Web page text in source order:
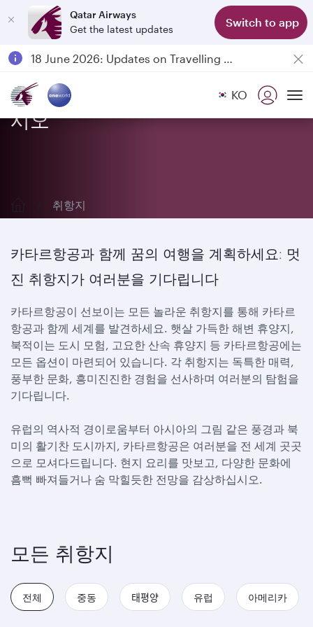
Qatar Airways
Get the latest updates
Switch to app
Passengers flying between Doha and Auckland on QR914 and QR915
18 June 2026: Updates on Travelling with Power Banks
Qatar Airways Expands Global Network to over 160 Destinations KO
카타르항공의 취항지를 만나보십
시오
취항지
카타르항공과 함께 꿈의 여행을 계획하세요: 멋
진 취항지가 여러분을 기다립니다
카타르항공이 선보이는 모든 놀라운 취항지를 통해 카타르
항공과 함께 세계를 발견하세요. 햇살 가득한 해변 휴양지,
북적이는 도시 모험, 고요한 산속 휴양지 등 카타르항공에는
모든 옵션이 마련되어 있습니다. 각 취항지는 독특한 매력,
풍부한 문화, 흥미진진한 경험을 선사하며 여러분의 탐험을
기다립니다.
유럽의 역사적 경이로움부터 아시아의 그림 같은 풍경과 북
미의 활기찬 도시까지, 카타르항공은 여러분을 전 세계 곳곳
으로 모셔다드립니다. 현지 요리를 맛보고, 다양한 문화에
흠뻑 빠져들거나 숨 막힐듯한 전망을 감상하십시오.
모든 취항지
전체 중동 태평양 유럽 아메리카